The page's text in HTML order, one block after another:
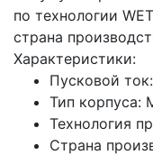
по технологии
страна
Характеристики:
Пусковой ток:
Тип корпуса:
Технология
Страна